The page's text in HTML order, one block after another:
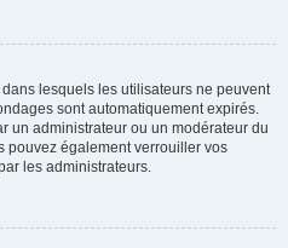
lesquels les utilisateurs ne peuvent
sont automatiquement expirés.
un administrateur ou un modérateur du
pouvez également verrouiller vos
les administrateurs.